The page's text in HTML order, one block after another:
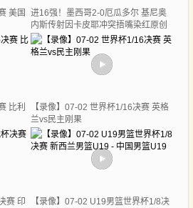
美国
进16强！墨西哥2-0厄瓜多尔 基尼奥
内斯传射因卡皮耶冲突捂嘴染红原创
比利
【录像】07-02 世界杯1/16决赛 英格
兰vs民主刚果
赛 印
【录像】07-02 U19男篮世界杯1/8决